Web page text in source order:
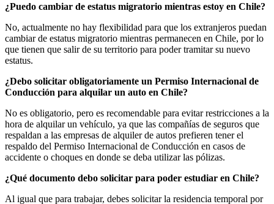
¿Puedo cambiar de estatus migratorio mientras estoy en Chile?
No, actualmente no hay flexibilidad para que los extranjeros puedan
cambiar de estatus migratorio mientras permanecen en Chile, por lo
que tienen que salir de su territorio para poder tramitar su nuevo
estatus.
¿Debo solicitar obligatoriamente un Permiso Internacional de
Conducción para alquilar un auto en Chile?
No es obligatorio, pero es recomendable para evitar restricciones a la
hora de alquilar un vehículo, ya que las compañías de seguros que
respaldan a las empresas de alquiler de autos prefieren tener el
respaldo del Permiso Internacional de Conducción en casos de
accidente o choques en donde se deba utilizar las pólizas.
¿Qué documento debo solicitar para poder estudiar en Chile?
Al igual que para trabajar, debes solicitar la residencia temporal por